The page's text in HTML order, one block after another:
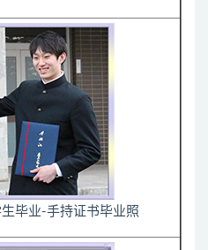
毕业-手持证书毕业照